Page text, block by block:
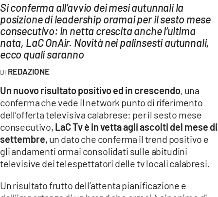
LaC
Network
LACPLAY.IT
LACTV.IT
LACONAIR.IT
LACITYMAG.IT
ILREGGINO.IT
COSENZACHANNEL.IT
ILVIBONESE.IT
CATANZAROCHANNEL.IT
LACAPITALENEWS.IT
Si conferma all’avvio dei mesi autunnali la
posizione di leadership oramai per il sesto mese
consecutivo: in netta crescita anche l’ultima
nata, LaC OnAir. Novità nei palinsesti autunnali,
ecco quali saranno
REDAZIONE
Un nuovo risultato positivo ed in crescendo, una
conferma che vede il network punto di riferimento
dell’offerta televisiva calabrese: per il sesto mese
consecutivo, LaC Tv è in vetta agli ascolti del mese di
settembre, un dato che conferma il trend positivo e
gli andamenti ormai consolidati sulle abitudini
televisive dei telespettatori delle tv locali calabresi.
Un risultato frutto dell’attenta pianificazione e